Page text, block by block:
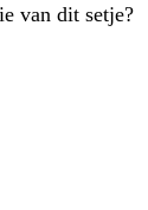
van dit setje?